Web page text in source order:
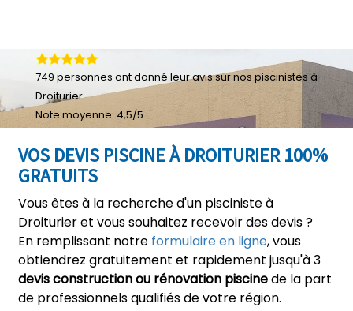
VOS DEVIS PISCINE À DROITURIER 100%
GRATUITS
Vous êtes à la recherche d'un pisciniste à
Droiturier et vous souhaitez recevoir des devis ?
En remplissant notre formulaire en ligne, vous
obtiendrez gratuitement et rapidement jusqu'à 3
devis construction ou rénovation piscinede la part
de professionnels qualifiés de votre région.
749 personnes ont donné leuravis sur nos piscinistes à
Droiturier
Note moyenne: 4,5/5